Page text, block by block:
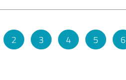
2 3 4 5 6